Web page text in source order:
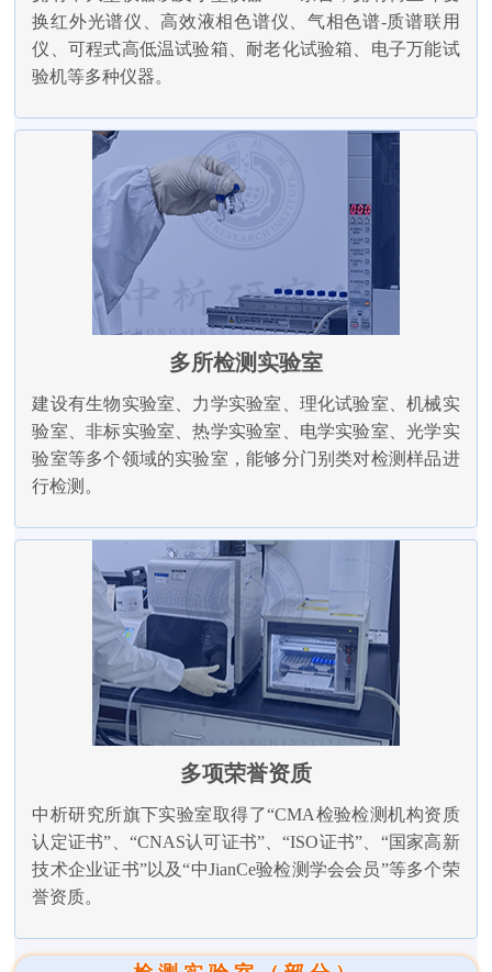
换红外光谱仪、高效液相色谱仪、气相色谱-质谱联用
仪、可程式高低温试验箱、耐老化试验箱、电子万能试
验机等多种仪器。
多所检测实验室
建设有生物实验室、力学实验室、理化试验室、机械实
验室、非标实验室、热学实验室、电学实验室、光学实
验室等多个领域的实验室，能够分门别类对检测样品进
行检测。
多项荣誉资质
中析研究所旗下实验室取得了“CMA检验检测机构资质
认定证书”、“CNAS认可证书”、“ISO证书”、“国家高新
技术企业证书”以及“中JianCe验检测学会会员”等多个荣
誉资质。